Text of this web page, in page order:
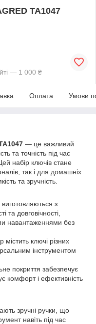
TA1047
— 1 000 ₴
Оплата Умови
— це важливий
та точність під час
набір ключів стане
так і для домашніх
та зручність.
з
та довговічності,
навантаженнями без
містить ключі різних
інструментом
покриття забезпечує
комфорт і ефективність
зручні ручки, що
навіть під час